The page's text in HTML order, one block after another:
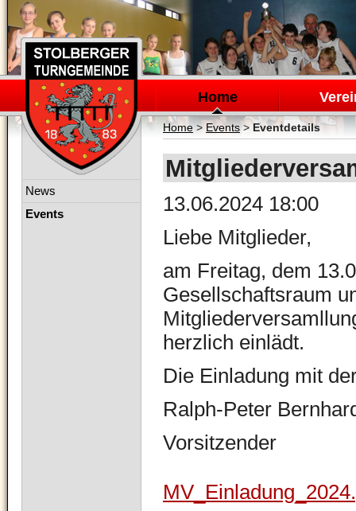
Navigation
überspringen
Home
Home> Events> Eventdetails
13.06.2024 18:00
Liebe Mitglieder,
am Freitag, dem
Gesellschaftsraum
herzlich einlädt.
Die Einladung mit
Ralph-Peter
Vorsitzender
Navigation
News
Events